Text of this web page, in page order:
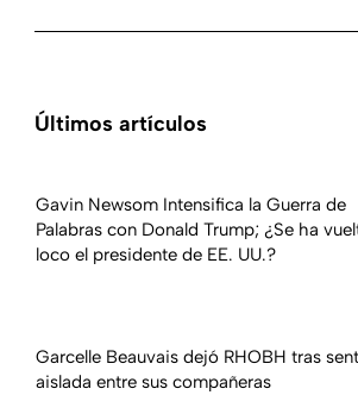
Últimos artículos
Gavin Newsom Intensifica la Guerra de
Palabras con Donald Trump; ¿Se ha
loco el presidente de EE. UU.?
Garcelle Beauvais dejó RHOBH tras
aislada entre sus compañeras